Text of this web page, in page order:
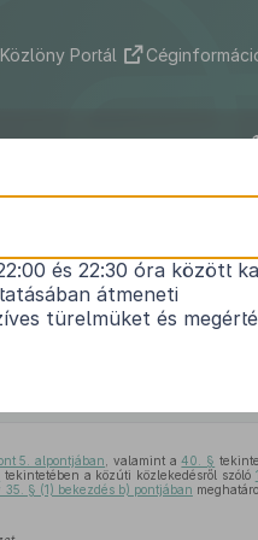
Portál
Korm. rendelet
a saját számlás
személyszállítási és
az ezekkel
5. alpontjában , valamint a40. §
tekintetében a közúti közlekedésről szóló
35. § (1) bekezdés b) pontjában
és 22:30 óra között
átmeneti
türelmüket és